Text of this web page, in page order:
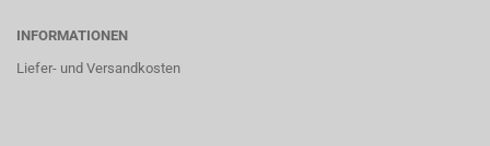
INFORMATIONEN
Liefer- und Versandkosten